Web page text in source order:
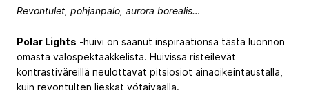
Revontulet, pohjanpalo, aurora borealis…
Polar Lights -huivi on saanut inspiraationsa tästä luonnon
omasta valospektaakkelista. Huivissa risteilevät
kontrastiväreillä neulottavat pitsiosiot ainaoikeintaustalla,
kuin revontulten lieskat yötaivaalla.